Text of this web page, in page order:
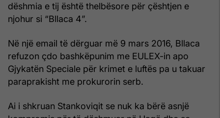
dëshmia e tij është thelbësore për çështjen e
njohur si “Bllaca 4”.
Në një email të dërguar më 9 mars 2016, Bllaca
refuzon çdo bashkëpunim me EULEX-in apo
Gjykatën Speciale për krimet e luftës pa u takuar
paraprakisht me prokurorin serb.
Ai i shkruan Stankoviqit se nuk ka bërë asnjë